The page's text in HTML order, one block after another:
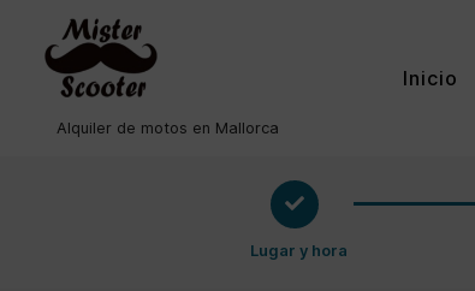
Alquiler de motos en Mallorca
Inicio